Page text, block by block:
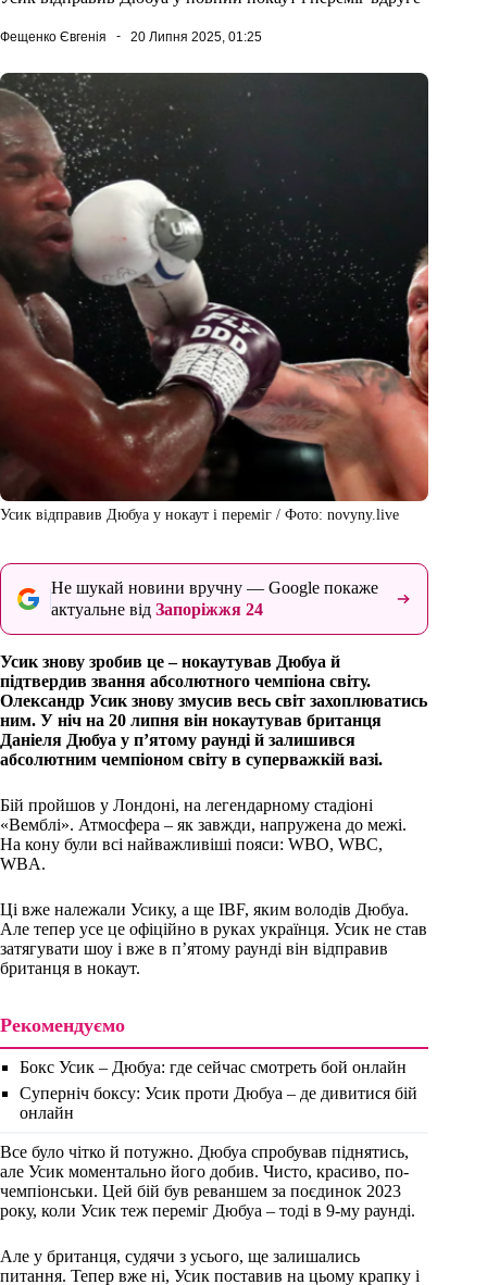
Фещенко Євгенія 20 Липня 2025, 01:25
Усик відправив Дюбуа у нокаут і переміг / Фото: novyny.live
Не шукай новини вручну — Google покаже
актуальне від Запоріжжя 24
Усик знову зробив це – нокаутував Дюбуа й
підтвердив звання абсолютного чемпіона світу.
Олександр Усик знову змусив весь світ захоплюватись
ним. У ніч на 20 липня він нокаутував британця
Даніеля Дюбуа у п’ятому раунді й залишився
абсолютним чемпіоном світу в суперважкій вазі.
Бій пройшов у Лондоні, на легендарному стадіоні
«Вемблі». Атмосфера – як завжди, напружена до межі.
На кону були всі найважливіші пояси: WBO, WBC,
WBA.
Ці вже належали Усику, а ще IBF, яким володів Дюбуа.
Але тепер усе це офіційно в руках українця. Усик не став
затягувати шоу і вже в п’ятому раунді він відправив
британця в нокаут.
Рекомендуємо
Бокс Усик – Дюбуа: где сейчас смотреть бой онлайн
Суперніч боксу: Усик проти Дюбуа – де дивитися бій
онлайн
Все було чітко й потужно. Дюбуа спробував піднятись,
але Усик моментально його добив. Чисто, красиво, по-
чемпіонськи. Цей бій був реваншем за поєдинок 2023
року, коли Усик теж переміг Дюбуа – тоді в 9-му раунді.
Але у британця, судячи з усього, ще залишались
питання. Тепер вже ні, Усик поставив на цьому крапку і